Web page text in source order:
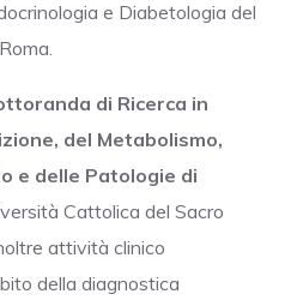
e Diabetologia del
di Ricerca in
del Metabolismo,
e delle Patologie di
Cattolica del Sacro
attività clinico
della diagnostica